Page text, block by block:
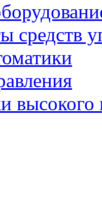
средств
высокого